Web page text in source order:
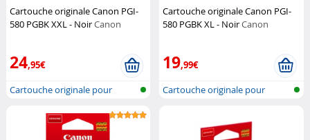
Cartouche originale Canon PGI-
580 PGBK XXL - NoirCanon
24,95€
Cartouche originale pour
Cartouche originale Canon PGI-
580 PGBK XL - NoirCanon
19,99€
Cartouche originale pour